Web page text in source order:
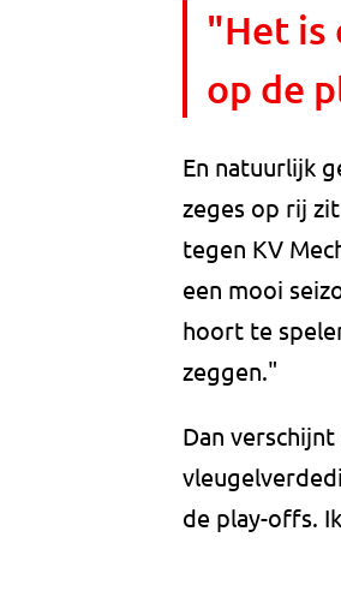
"Het is
op de
En natuurlijk
zeges op rij
tegen KV
een mooi
hoort te
zeggen."
Dan
de play-offs.